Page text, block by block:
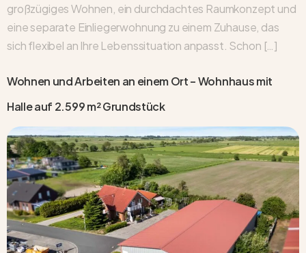
großzügiges Wohnen, ein durchdachtes Raumkonzept und
eine separate Einliegerwohnung zu einem Zuhause, das
sich flexibel an Ihre Lebenssituation anpasst. Schon […]
Wohnen und Arbeiten an einem Ort – Wohnhaus mit
Halle auf 2.599 m² Grundstück